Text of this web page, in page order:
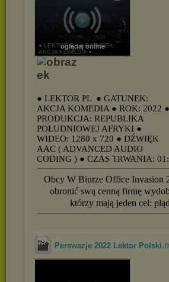
oglądaj online
● LEKTOR PL ● GATUNEK:
AKCJA KOMEDIA ● ...
● LEKTOR PL ● GATUNEK:
AKCJA KOMEDIA ● ROK: 2022 ●
PRODUKCJA: REPUBLIKA
POŁUDNIOWEJ AFRYKI ●
WIDEO: 1280 x 720 ● DŹWIĘK
AAC ( ADVANCED AUDIO
CODING ) ● CZAS TRWANIA:
Obcy W Biurze Office Invasion
obronić swą cenną firmę
którzy mają jeden cel:
Perswazje 2022 Lektor Polski